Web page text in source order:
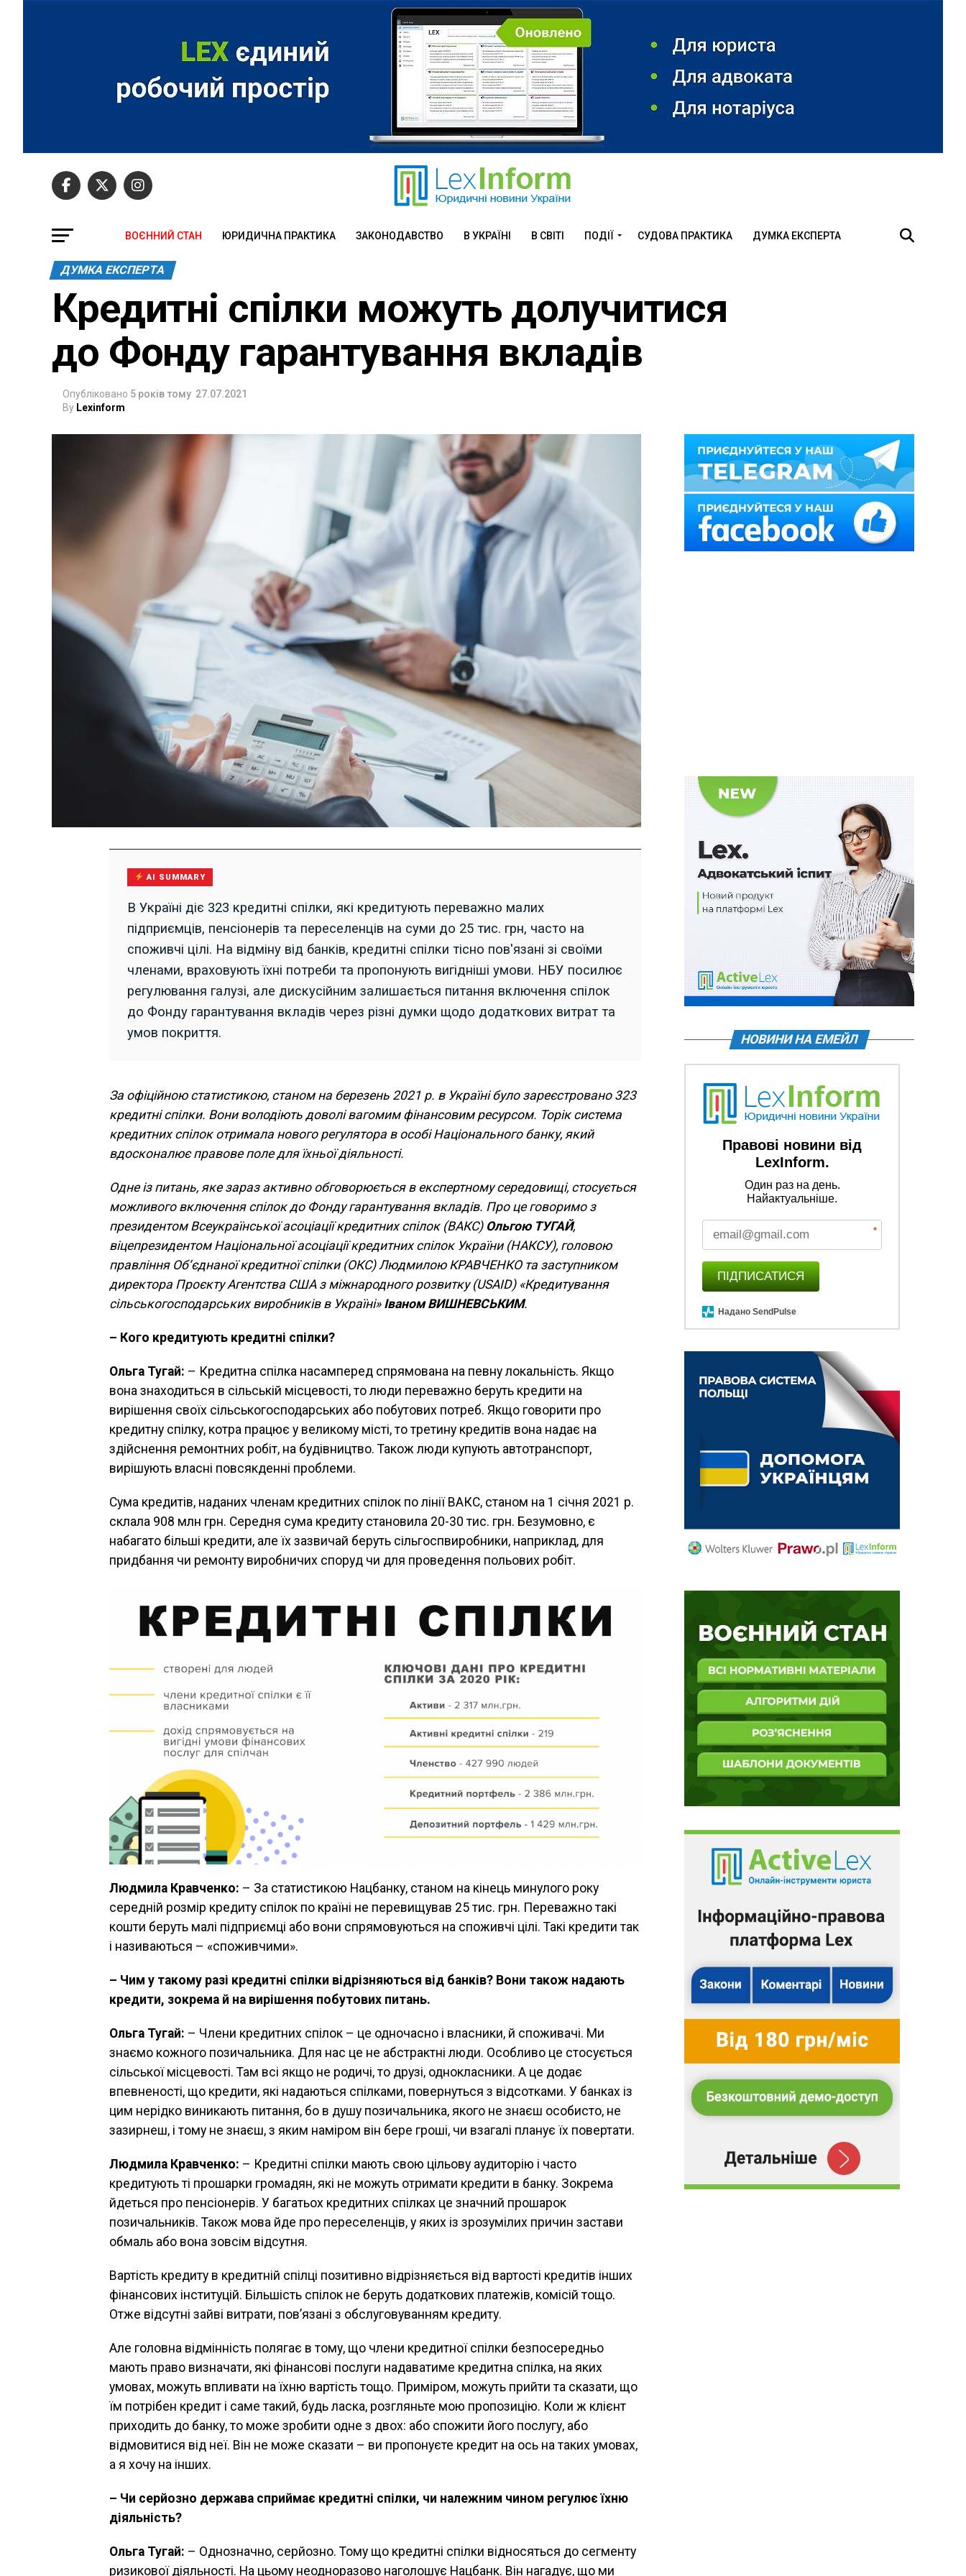
ВОЄННИЙ СТАН ЮРИДИЧНА ПРАКТИКА ЗАКОНОДАВСТВО В УКРАЇНІ В СВІТІ ПОДІЇ СУДОВА ПРАКТИКА ДУМКА ЕКСПЕРТА
ДУМКА ЕКСПЕРТА
Кредитні спілки можуть долучитися
до Фонду гарантування вкладів
Опубліковано 5 років тому 27.07.2021
By Lexinform
AI SUMMARY
В Україні діє 323 кредитні спілки, які кредитують переважно малих
підприємців, пенсіонерів та переселенців на суми до 25 тис. грн, часто на
споживчі цілі. На відміну від банків, кредитні спілки тісно пов'язані зі своїми
членами, враховують їхні потреби та пропонують вигідніші умови. НБУ посилює
регулювання галузі, але дискусійним залишається питання включення спілок
до Фонду гарантування вкладів через різні думки щодо додаткових витрат та
умов покриття.
За офіційною статистикою, станом на березень 2021 р. в Україні було зареєстровано 323
кредитні спілки. Вони володіють доволі вагомим фінансовим ресурсом. Торік система
кредитних спілок отримала нового регулятора в особі Національного банку, який
вдосконалює правове поле для їхньої діяльності.
Одне із питань, яке зараз активно обговорюється в експертному середовищі, стосується
можливого включення спілок до Фонду гарантування вкладів. Про це говоримо з
президентом Всеукраїнської асоціації кредитних спілок (ВАКС) Ольгою ТУГАЙ,
віцепрезидентом Національної асоціації кредитних спілок України (НАКСУ), головою
правління Об’єднаної кредитної спілки (ОКС) Людмилою КРАВЧЕНКО та заступником
директора Проєкту Агентства США з міжнародного розвитку (USAID) «Кредитування
сільськогосподарських виробників в Україні» Іваном ВИШНЕВСЬКИМ.
– Кого кредитують кредитні спілки?
Ольга Тугай: – Кредитна спілка насамперед спрямована на певну локальність. Якщо
вона знаходиться в сільській місцевості, то люди переважно беруть кредити на
вирішення своїх сільськогосподарських або побутових потреб. Якщо говорити про
кредитну спілку, котра працює у великому місті, то третину кредитів вона надає на
здійснення ремонтних робіт, на будівництво. Також люди купують автотранспорт,
вирішують власні повсякденні проблеми.
Сума кредитів, наданих членам кредитних спілок по лінії ВАКС, станом на 1 січня 2021 р.
склала 908 млн грн. Середня сума кредиту становила 20-30 тис. грн. Безумовно, є
набагато більші кредити, але їх зазвичай беруть сільгоспвиробники, наприклад, для
придбання чи ремонту виробничих споруд чи для проведення польових робіт.
Людмила Кравченко: – За статистикою Нацбанку, станом на кінець минулого року
середній розмір кредиту спілок по країні не перевищував 25 тис. грн. Переважно такі
кошти беруть малі підприємці або вони спрямовуються на споживчі цілі. Такі кредити так
і називаються – «споживчими».
– Чим у такому разі кредитні спілки відрізняються від банків? Вони також надають
кредити, зокрема й на вирішення побутових питань.
Ольга Тугай: – Члени кредитних спілок – це одночасно і власники, й споживачі. Ми
знаємо кожного позичальника. Для нас це не абстрактні люди. Особливо це стосується
сільської місцевості. Там всі якщо не родичі, то друзі, однокласники. А це додає
впевненості, що кредити, які надаються спілками, повернуться з відсотками. У банках із
цим нерідко виникають питання, бо в душу позичальника, якого не знаєш особисто, не
зазирнеш, і тому не знаєш, з яким наміром він бере гроші, чи взагалі планує їх повертати.
Людмила Кравченко: – Кредитні спілки мають свою цільову аудиторію і часто
кредитують ті прошарки громадян, які не можуть отримати кредити в банку. Зокрема
йдеться про пенсіонерів. У багатьох кредитних спілках це значний прошарок
позичальників. Також мова йде про переселенців, у яких із зрозумілих причин застави
обмаль або вона зовсім відсутня.
Вартість кредиту в кредитній спілці позитивно відрізняється від вартості кредитів інших
фінансових інституцій. Більшість спілок не беруть додаткових платежів, комісій тощо.
Отже відсутні зайві витрати, пов’язані з обслуговуванням кредиту.
Але головна відмінність полягає в тому, що члени кредитної спілки безпосередньо
мають право визначати, які фінансові послуги надаватиме кредитна спілка, на яких
умовах, можуть впливати на їхню вартість тощо. Приміром, можуть прийти та сказати, що
їм потрібен кредит і саме такий, будь ласка, розгляньте мою пропозицію. Коли ж клієнт
приходить до банку, то може зробити одне з двох: або спожити його послугу, або
відмовитися від неї. Він не може сказати – ви пропонуєте кредит на ось на таких умовах,
а я хочу на інших.
– Чи серйозно держава сприймає кредитні спілки, чи належним чином регулює їхню
діяльність?
Ольга Тугай: – Однозначно, серйозно. Тому що кредитні спілки відносяться до сегменту
ризикової діяльності. На цьому неодноразово наголошує Нацбанк. Він нагадує, що ми
НОВИНИ НА ЕМЕЙЛ
Правові новини від
LexInform.
Один раз на день.
Найактуальніше.
*
ПІДПИСАТИСЯ
Надано SendPulse